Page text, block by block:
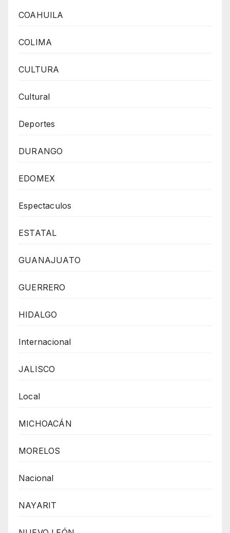
COAHUILA
COLIMA
CULTURA
Cultural
Deportes
DURANGO
EDOMEX
Espectaculos
ESTATAL
GUANAJUATO
GUERRERO
HIDALGO
Internacional
JALISCO
Local
MICHOACÁN
MORELOS
Nacional
NAYARIT